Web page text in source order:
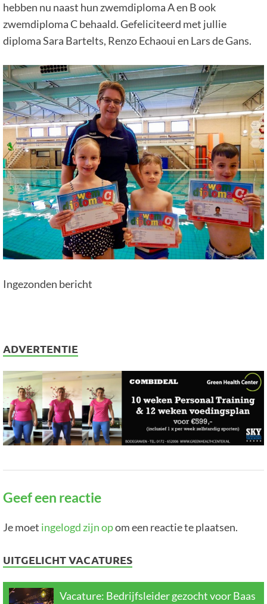
hebben nu naast hun zwemdiploma A en B ook
zwemdiploma C behaald. Gefeliciteerd met jullie
diploma Sara Bartelts, Renzo Echaoui en Lars de Gans.
Ingezonden bericht
ADVERTENTIE
Geef een reactie
Je moet ingelogd zijn opom een reactie te plaatsen.
UITGELICHT VACATURES
Vacature: Bedrijfsleider gezocht voor Baas